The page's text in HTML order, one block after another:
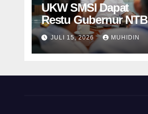
UKW SMSI Dapat
Restu Gubernur NTB
JULI 15, 2026 MUHIDIN